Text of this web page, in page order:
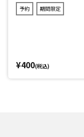
(ランダム12種)
予約 期間限定
¥400(税込)